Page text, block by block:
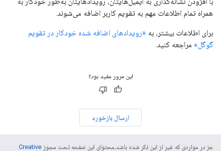
همراه تمام اطلاعات مهم به تقویم کاربر اضافه می‌شوند.
برای اطلاعات بیشتر، به «رویدادهای اضافه شده خودکار در تقویم
گوگل» مراجعه کنید.
این مرور مفید بود؟
ارسال بازخورد
جز در مواردی که غیر از این ذکر شده باشد،‌محتوای این صفحه تحت مجوز Creative